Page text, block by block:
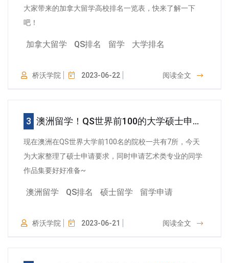
大家带来的加拿大留学高校排名一览表，快来了解一下
吧！
加拿大留学 QS排名 留学 大学排名
桥沃学院 2023-06-22 阅读全文
澳洲留学！QS世界前100的大学硕士申请要求
现在澳洲在QS世界大学前100名的院校一共有7所，今天
为大家整理了硕士申请要求，同时申请艺术类专业的同学
作品集要好好准备~
澳洲留学 QS排名 硕士留学 留学申请
桥沃学院 2023-06-21 阅读全文